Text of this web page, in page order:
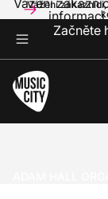
Vážení
Vážení
informací
Začněte